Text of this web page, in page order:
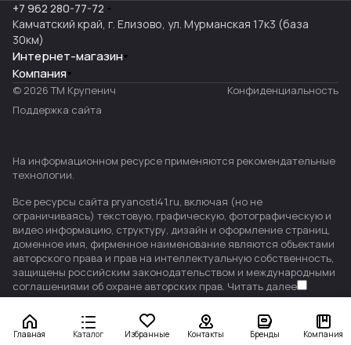
Главная Каталог Избранные Контакты Бренды Компания
+7 962 280-77-72
Камчатский край, г. Елизово, ул. Мурманская 17к3 (база
30км)
Интернет-магазин
Компания
© 2026 ТМ Крупенич
Конфиденциальность
Поддержка сайта
На информационном ресурсе применяются рекомендательные
технологии.
Все ресурсы сайта pryanosti41.ru, включая (но не
ограничиваясь) текстовую, графическую, фотографическую и
видео информацию, структуру, дизайн и оформление страниц,
доменное имя, фирменное наименование являются объектами
авторского права и прав на интеллектуальную собственность,
защищены российским законодательством и международными
соглашениями об охране авторских прав. Читать далее